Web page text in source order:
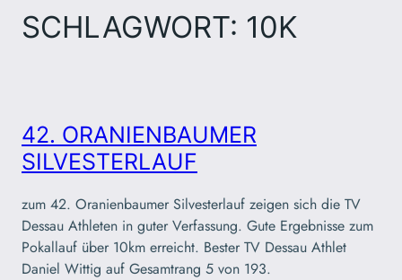
SCHLAGWORT: 10K
42. ORANIENBAUMER
SILVESTERLAUF
zum 42. Oranienbaumer Silvesterlauf zeigen sich die TV
Dessau Athleten in guter Verfassung. Gute Ergebnisse zum
Pokallauf über 10km erreicht. Bester TV Dessau Athlet
Daniel Wittig auf Gesamtrang 5 von 193.